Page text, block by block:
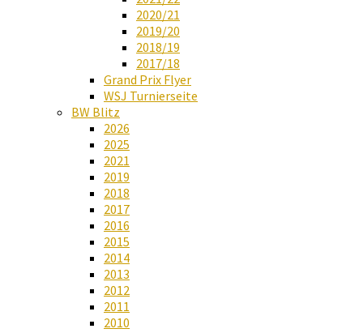
2020/21
2019/20
2018/19
2017/18
Grand Prix Flyer
WSJ Turnierseite
BW Blitz
2026
2025
2021
2019
2018
2017
2016
2015
2014
2013
2012
2011
2010